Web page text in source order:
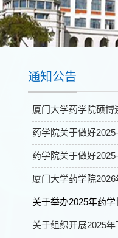
通知公告
厦门大学药学院硕
药学院关于做好
药学院关于做好
厦门大学药学院
关于举办2025年药
关于组织开展2025